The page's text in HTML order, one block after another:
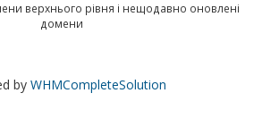
верхнього рівня і нещодавно оновлені
домени
by WHMCompleteSolution